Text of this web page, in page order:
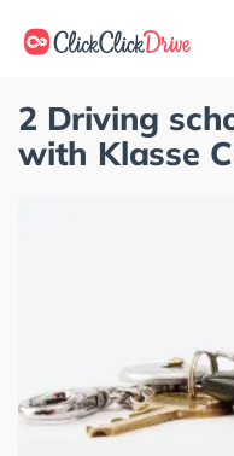
2 Driving
with Klasse